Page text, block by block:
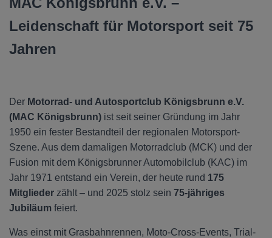
Leidenschaft für Motorsport seit 75
Jahren
Der Motorrad- und Autosportclub Königsbrunn e.V.
(MAC Königsbrunn) ist seit seiner Gründung im Jahr
1950 ein fester Bestandteil der regionalen Motorsport-
Szene. Aus dem damaligen Motorradclub (MCK) und der
Fusion mit dem Königsbrunner Automobilclub (KAC) im
Jahr 1971 entstand ein Verein, der heute rund 175
Mitglieder zählt – und 2025 stolz sein 75-jähriges
Jubiläum feiert.
Was einst mit Grasbahnrennen, Moto-Cross-Events, Trial-